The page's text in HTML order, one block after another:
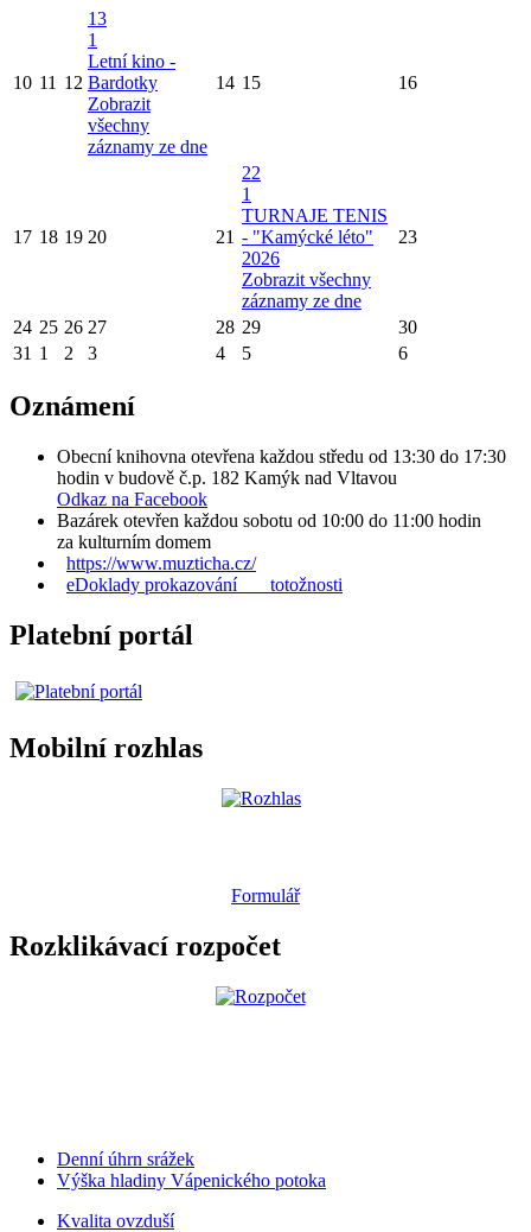
10 11 12
13
1
Letní kino -
Bardotky
Zobrazit
všechny
záznamy ze dne
14 15 16
17 18 19 20 21
22
1
TURNAJE TENIS
- "Kamýcké léto"
2026
Zobrazit všechny
záznamy ze dne
23
24 25 26 27 28 29
30
31 1 2 3 4 5 6
Oznámení
Obecní knihovna otevřena každou středu od 13:30 do 17:30
hodin v budově č.p. 182 Kamýk nad Vltavou
Odkaz na Facebook
Bazárek otevřen každou sobotu od 10:00 do 11:00 hodin
za kulturním domem
https://www.muzticha.cz/
eDoklady prokazování totožnosti
Platební portál
Mobilní rozhlas
Formulář
Rozklikávací rozpočet
Denní úhrn srážek
Výška hladiny Vápenického potoka
Kvalita ovzduší